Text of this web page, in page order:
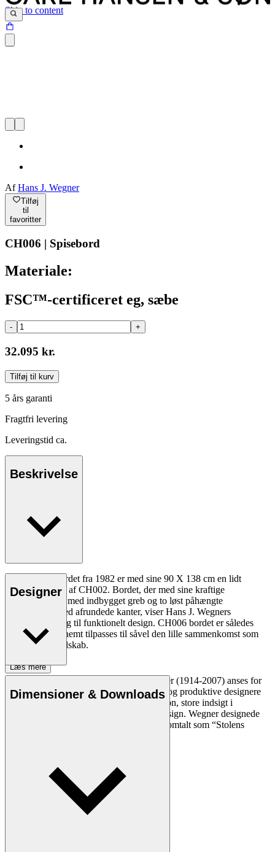
Skip to content
AfHans J. Wegner
Tilføj
til
favoritter
CH006 | Spisebord
Materiale:
FSC™-certificeret eg, sæbe
- +
32.095 kr.
Tilføj til kurv
5 års garanti
Fragtfri levering
Leveringstid ca.
Beskrivelse
CH006 spisebordet fra 1982 er med sine 90 X 138 cm en lidt
længere udgave af CH002. Bordet, der med sine kraftige
udtræksrammer med indbygget greb og to løst påhængte
tillægsplader med afrundede kanter, viser Hans J. Wegners
visionære tilgang til funktionelt design. CH006 bordet er således
alsidigt og kan nemt tilpasses til såvel den lille sammenkomst som
det lidt større selskab.
Læs mere
Designer
Den danske møbeldesigner Hans J. Wegner (1914-2007) anses for
at være en af de mest kreative, innovative og produktive designere
nogensinde. Han var kendt for sin præcision, store indsigt i
håndværk og kompromisløse tilgang til design. Wegner designede
næsten 500 stole i sin levetid og blev ofte omtalt som “Stolens
Dimensioner & Downloads